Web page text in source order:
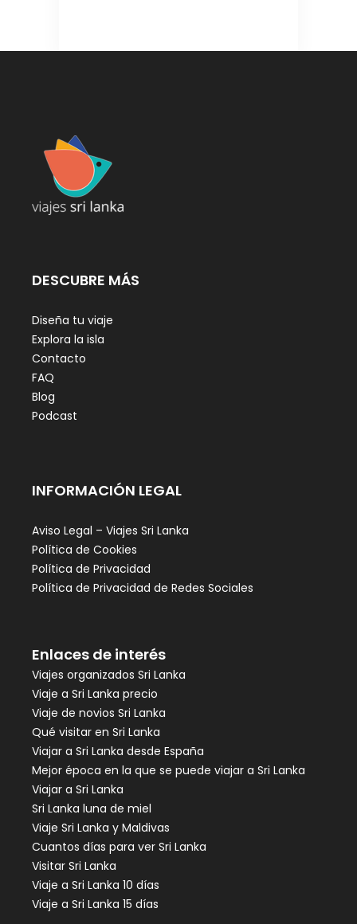
DESCUBRE MÁS
Diseña tu viaje
Explora la isla
Contacto
FAQ
Blog
Podcast
INFORMACIÓN LEGAL
Aviso Legal – Viajes Sri Lanka
Política de Cookies
Política de Privacidad
Política de Privacidad de Redes Sociales
Enlaces de interés
Viajes organizados Sri Lanka
Viaje a Sri Lanka precio
Viaje de novios Sri Lanka
Qué visitar en Sri Lanka
Viajar a Sri Lanka desde España
Mejor época en la que se puede viajar a Sri Lanka
Viajar a Sri Lanka
Sri Lanka luna de miel
Viaje Sri Lanka y Maldivas
Cuantos días para ver Sri Lanka
Visitar Sri Lanka
Viaje a Sri Lanka 10 días
Viaje a Sri Lanka 15 días